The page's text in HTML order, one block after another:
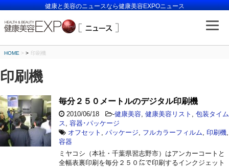
健康と美容のニュースなら健康美容EXPOニュース
HOME > 印刷機
印刷機
毎分２５０メートルのデジタル印刷機
2010/06/18 -健康美容 健康美容リスト
包装タイム
ス
容器･パッケージ
オフセット
パッケージ フルカラーフィルム 印刷機
容器
ミヤコシ（本社・千葉県習志野市）はアンカーコートと
全幅表裏印刷を毎分２５０㍍で印刷するインクジェット